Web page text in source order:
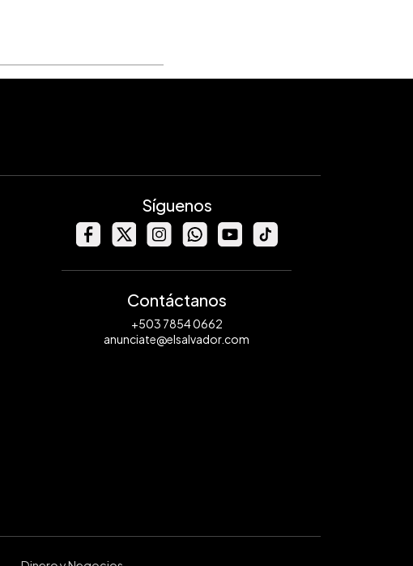
Síguenos
Contáctanos
+503 7854 0662
anunciate@elsalvador.com